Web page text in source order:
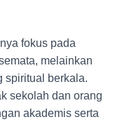
fokus pada
melainkan
spiritual berkala.
sekolah dan orang
akademis serta